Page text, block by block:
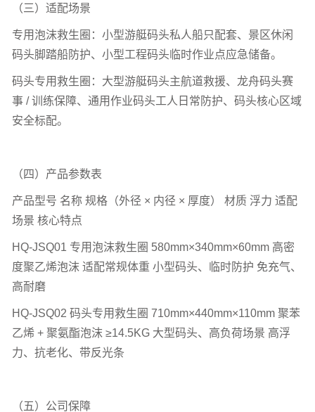
务闭环。
免充气设计，可靠性拉满：摒弃充气式救生圈的漏气风
险，采用高密度泡沫填充，免维护、应急 “即拿即用”，大幅
降低码头运营方的安全隐患。
（三）适配场景
码头脚踏船防护、小型工程码头临时作业点应急储备。
码头专用救生圈：大型游艇码头主航道救援、龙舟码头赛
事 /训练保障、通用作业码头工人日常防护、码头核心区域
（四）产品参数表
产品型号 名称规格（外径 × 内径 × 厚度）材质 浮力 适配
场景 核心特点
高耐磨